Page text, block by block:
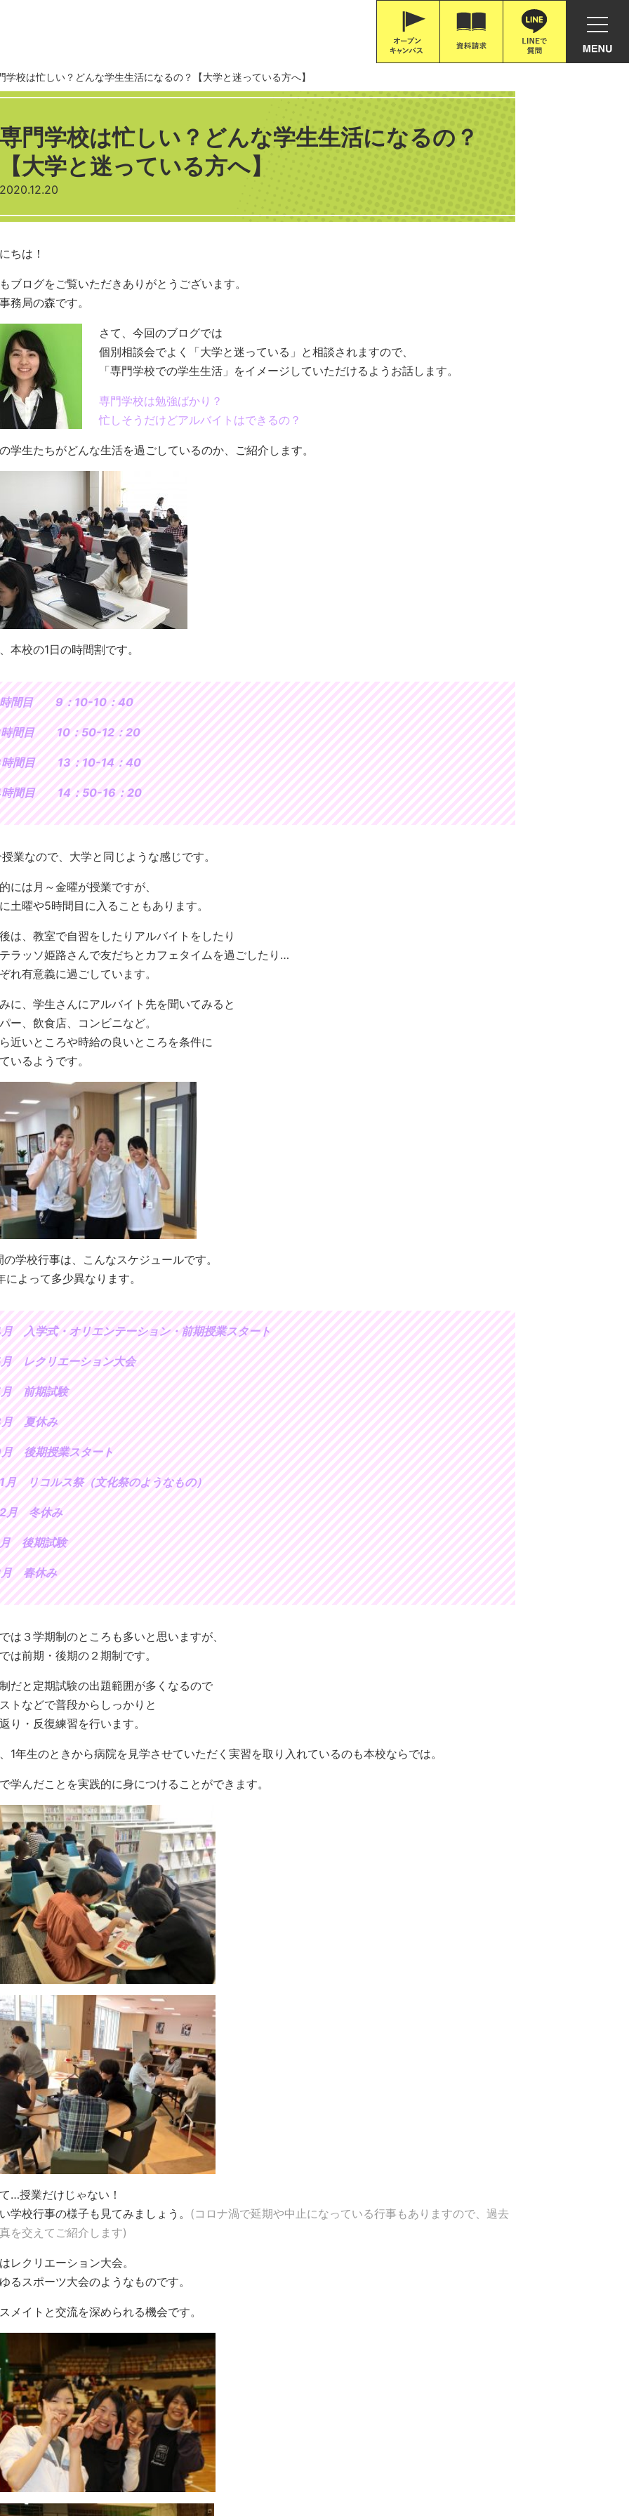
学校は忙しい？どんな学生生活になるの？【大学と迷っている方へ】
専門学校は忙しい？どんな学生生活になるの？
【大学と迷っている方へ】
2020.12.20
ちは！
ブログをご覧いただきありがとうございます。
務局の森です。
さて、今回のブログでは
個別相談会でよく「大学と迷っている」と相談されますので、
「専門学校での学生生活」をイメージしていただけるようお話します。
専門学校は勉強ばかり？
忙しそうだけどアルバイトはできるの？
学生たちがどんな生活を過ごしているのか、ご紹介します。
本校の1日の時間割です。
間目 9：10-10：40
間目 10：50-12：20
間目 13：10-14：40
間目 14：50-16：20
業なので、大学と同じような感じです。
には月～金曜が授業ですが、
土曜や5時間目に入ることもあります。
は、教室で自習をしたりアルバイトをしたり
ラッソ姫路さんで友だちとカフェタイムを過ごしたり…
れ有意義に過ごしています。
に、学生さんにアルバイト先を聞いてみると
ー、飲食店、コンビニなど。
近いところや時給の良いところを条件に
いるようです。
の学校行事は、こんなスケジュールです。
によって多少異なります。
入学式・オリエンテーション・前期授業スタート
レクリエーション大会
前期試験
夏休み
後期授業スタート
月 リコルス祭（文化祭のようなもの）
月 冬休み
後期試験
春休み
は３学期制のところも多いと思いますが、
は前期・後期の２期制です。
だと定期試験の出題範囲が多くなるので
トなどで普段からしっかりと
り・反復練習を行います。
1年生のときから病院を見学させていただく実習を取り入れているのも本校ならでは。
学んだことを実践的に身につけることができます。
…授業だけじゃない！
学校行事の様子も見てみましょう。 (コロナ渦で延期や中止になっている行事もありますので、過去
を交えてご紹介します)
レクリエーション大会。
るスポーツ大会のようなものです。
メイトと交流を深められる機会です。